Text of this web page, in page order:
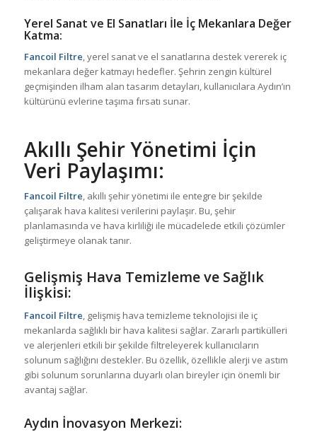
Yerel Sanat ve El Sanatları İle İç Mekanlara Değer
Katma:
Fancoil Filtre, yerel sanat ve el sanatlarına destek vererek iç
mekanlara değer katmayı hedefler. Şehrin zengin kültürel
geçmişinden ilham alan tasarım detayları, kullanıcılara Aydın’ın
kültürünü evlerine taşıma fırsatı sunar.
Akıllı Şehir Yönetimi İçin
Veri Paylaşımı:
Fancoil Filtre, akıllı şehir yönetimi ile entegre bir şekilde
çalışarak hava kalitesi verilerini paylaşır. Bu, şehir
planlamasında ve hava kirliliği ile mücadelede etkili çözümler
geliştirmeye olanak tanır.
Gelişmiş Hava Temizleme ve Sağlık
İlişkisi:
Fancoil Filtre, gelişmiş hava temizleme teknolojisi ile iç
mekanlarda sağlıklı bir hava kalitesi sağlar. Zararlı partikülleri
ve alerjenleri etkili bir şekilde filtreleyerek kullanıcıların
solunum sağlığını destekler. Bu özellik, özellikle alerji ve astım
gibi solunum sorunlarına duyarlı olan bireyler için önemli bir
avantaj sağlar.
Aydın İnovasyon Merkezi: